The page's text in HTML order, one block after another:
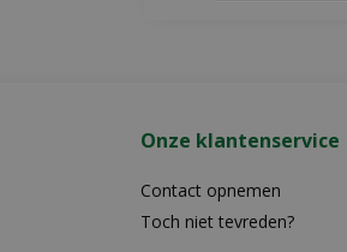
Onze klantenservice
Contact opnemen
Toch niet tevreden?